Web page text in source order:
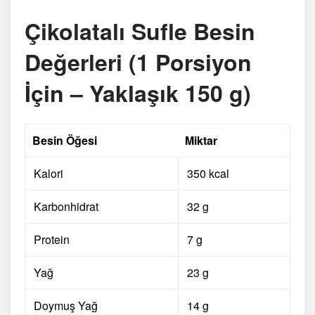
Çikolatalı Sufle Besin
Değerleri (1 Porsiyon
İçin – Yaklaşık 150 g)
Besin Öğesi Miktar
Kalori 350 kcal
Karbonhidrat 32 g
Protein 7 g
Yağ 23 g
Doymuş Yağ 14 g